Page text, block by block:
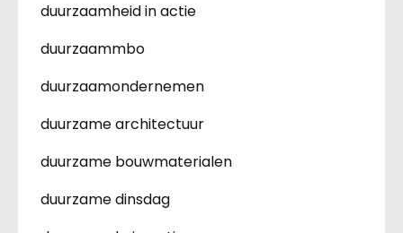
duurzaamheid in actie
duurzaammbo
duurzaamondernemen
duurzame architectuur
duurzame bouwmaterialen
duurzame dinsdag